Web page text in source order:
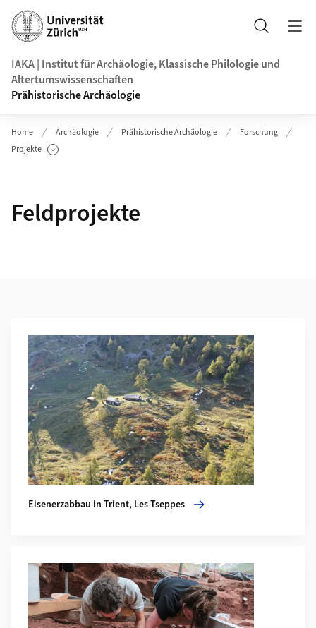
Header
Suche
IAKA | Institut für Archäologie, Klassische Philologie und
Altertumswissenschaften
Prähistorische Archäologie
Home Archäologie Prähistorische Archäologie
Forschung
Projekte
Unterseiten anzeigen
Feldprojekte
Eisenerzabbau in Trient, Les Tseppes
Mehr zu Eisenerzabbau in Trient, Les Tseppes
Mehr zu Mittelpaläolithikum in Mutzig, Elsass